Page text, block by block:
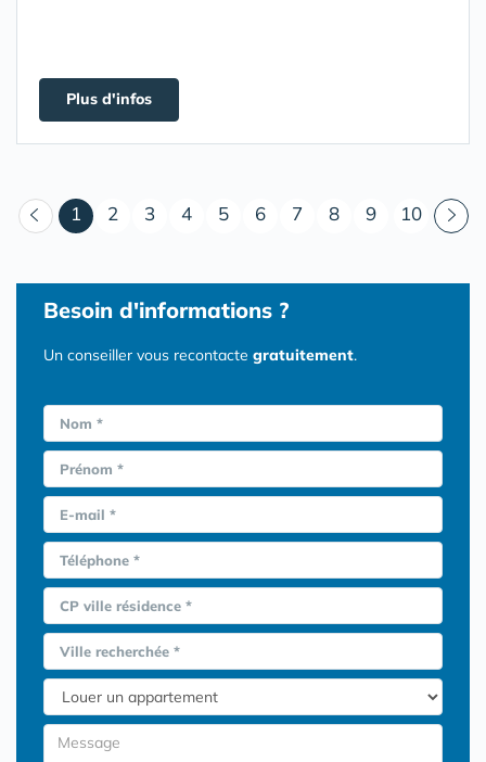
Plus d'infos
1 (courant)
2 3 4 5 6 7 8 9 10
Besoin d'informations ?
Un conseiller vous recontacte gratuitement.
Nom *
Prénom *
E-mail *
Téléphone *
CP ville résidence *
Ville recherchée *